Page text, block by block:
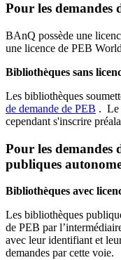
Pour les demandes
BAnQ possède une
une licence de PEB
Bibliothèques sans
Les bibliothèques
de demande de PEB . Le
cependant s'inscrire
Pour les demandes
publiques
Bibliothèques avec
Les bibliothèques
de PEB par
avec leur identifiant et
demandes par cette voie.